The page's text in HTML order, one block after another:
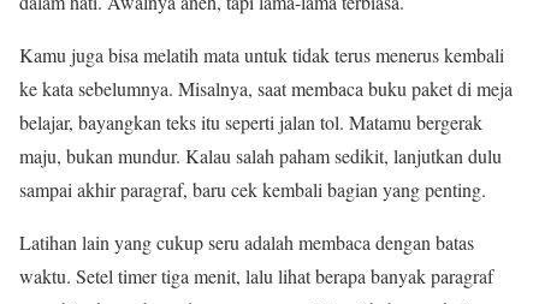
Kamu juga bisa melatih mata untuk tidak terus menerus kembali
ke kata sebelumnya. Misalnya, saat membaca buku paket di meja
belajar, bayangkan teks itu seperti jalan tol. Matamu bergerak
maju, bukan mundur. Kalau salah paham sedikit, lanjutkan dulu
sampai akhir paragraf, baru cek kembali bagian yang penting.
Latihan lain yang cukup seru adalah membaca dengan batas
waktu. Setel timer tiga menit, lalu lihat berapa banyak paragraf